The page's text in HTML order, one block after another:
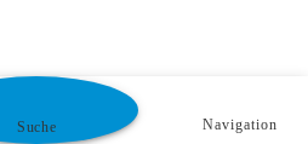
Suche Navigation